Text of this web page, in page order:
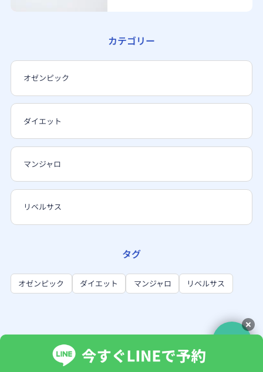
カテゴリー
オゼンピック
ダイエット
マンジャロ
リベルサス
タグ
オゼンピック ダイエット マンジャロ リベルサス